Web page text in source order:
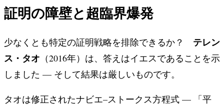
証明の障壁と超臨界爆発
少なくとも特定の証明戦略を排除できるか？ テレン
ス・タオ （2016年）は、答えはイエスであることを示
しました — そして結果は厳しいものです。
タオは修正されたナビエ–ストークス方程式 — 「平